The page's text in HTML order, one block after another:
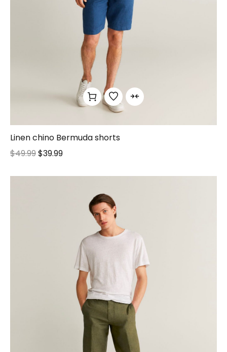
Linen chino Bermuda shorts
$49.99$39.99